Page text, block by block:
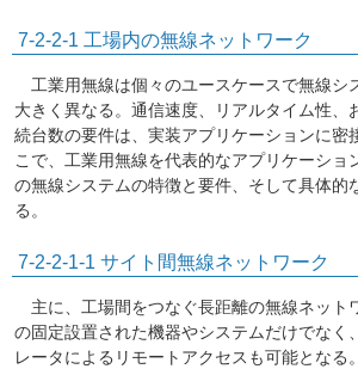
7-2-2-1 工場内の無線ネットワーク
工業用無線は個々のユースケースで無線シ
大きく異なる。通信速度、リアルタイム性、
続台数の要件は、実装アプリケーションに密
こで、工業用無線を代表的なアプリケーショ
の無線システムの特徴と要件、そして具体的
る。
7-2-2-1-1 サイト間無線ネットワーク
主に、工場間をつなぐ長距離の無線ネット
の固定設置された機器やシステムだけでなく
レータによるリモートアクセスも可能となる。